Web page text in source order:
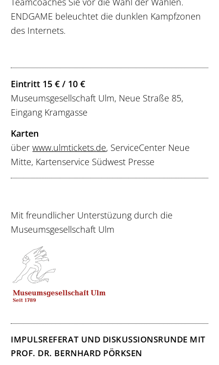
ENDGAME beleuchtet die dunklen Kampfzonen
des Internets.
Eintritt 15 € / 10 €
Museumsgesellschaft Ulm, Neue Straße 85,
Eingang Kramgasse
Karten
überwww.ulmtickets.de, ServiceCenter Neue
Mitte, Kartenservice Südwest Presse
Mit freundlicher Unterstüzung durch die
Museumsgesellschaft Ulm
IMPULSREFERAT UND DISKUSSIONSRUNDE MIT
PROF. DR. BERNHARD PÖRKSEN